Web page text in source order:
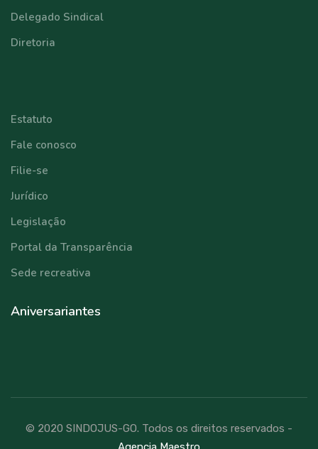
Delegado Sindical
Diretoria
Estatuto
Fale conosco
Filie-se
Jurídico
Legislação
Portal da Transparência
Sede recreativa
Aniversariantes
© 2020 SINDOJUS-GO. Todos os direitos reservados -